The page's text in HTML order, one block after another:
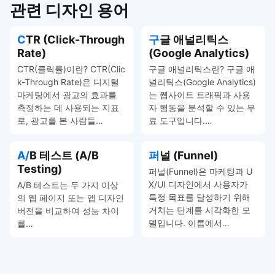
관련 디자인 용어
CTR (Click-Through
Rate)
CTR(클릭률)이란? CTR(Clic
k-Through Rate)은 디지털
마케팅에서 광고의 효과를
측정하는 데 사용되는 지표
로, 광고를 본 사람들…
구글 애널리틱스
(Google Analytics)
구글 애널리틱스란? 구글 애
널리틱스(Google Analytics)
는 웹사이트 트래픽과 사용
자 행동을 분석할 수 있는 무
료 도구입니다.…
A/B 테스트 (A/B
Testing)
A/B 테스트는 두 가지 이상
의 웹 페이지 또는 앱 디자인
버전을 비교하여 성능 차이
를…
퍼널 (Funnel)
퍼널(Funnel)은 마케팅과 U
X/UI 디자인에서 사용자가
특정 목표를 달성하기 위해
거치는 단계를 시각화한 모
델입니다. 이름에서…